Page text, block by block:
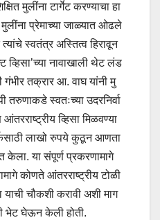
मुलींना टार्गेट करण्याचा हा
प्रेमाच्या जाळ्यात ओढले
स्वतंत्र अस्तित्व हिरावून
नावाखाली थेट लंड
तक्रार आ. वाघ यांनी मु
तरुणाकडे स्वतःच्या उदरनिर्वा
व्हिसा मिळवण्या
लाखो रुपये कुठून आणता
केला. या संपूर्ण प्रकरणामागे
कोणते आंतरराष्ट्रीय टोळी
चौकशी करावी अशी माग
भेट घेऊन केली होती.